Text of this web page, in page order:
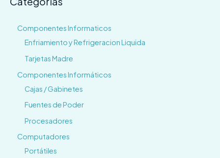
Componentes Informaticos
Enfriamiento y Refrigeracion Liquida
Tarjetas Madre
Componentes Informáticos
Cajas / Gabinetes
Fuentes de Poder
Procesadores
Computadores
Portátiles